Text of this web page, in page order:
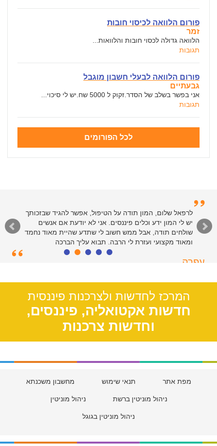
פורום הלוואה לכיסוי חובות
זמר
הלוואה גדולה לכסוי חובות והלוואות...
תגובות
פורום הלוואה לבעלי חשבון מוגבל
גבעתיים
אני בפשר בשלב של הסדר.זקוק ל 5000 שח.יש לי סיכוי...
תגובות
לכל הפורומים
לרפאל שלום, המון תודה על הטיפול, אפשר להגיד שבזכותך
יש לי המון ידע וכלים פיננסים. אני לא יודעת אם אנשים
שולחים תודה, אבל ממש חשוב לי שתדע שהיית מאוד נחמד
ומאוד מקצועי ועזרת לי הרבה. תבוא עליך הברכה
עפרה
המרכז לחדשות ולצרכנות פיננסית
חדשות אקטואליה, פיננסים,
וחדשות צרכנות
מפת אתר תנאי שימוש מחשבון משכנתא
ניהול מוניטין ברשת ניהול מוניטין
ניהול מוניטין בגוגל